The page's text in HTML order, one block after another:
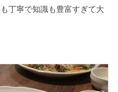
丁寧で知識も豊富すぎて大